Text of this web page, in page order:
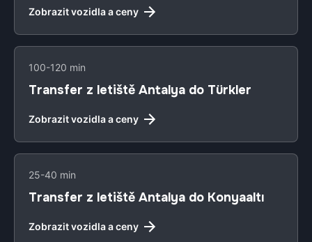
Zobrazit vozidla a ceny
100-120 min
Transfer z letiště Antalya do Türkler
Zobrazit vozidla a ceny
25-40 min
Transfer z letiště Antalya do Konyaaltı
Zobrazit vozidla a ceny